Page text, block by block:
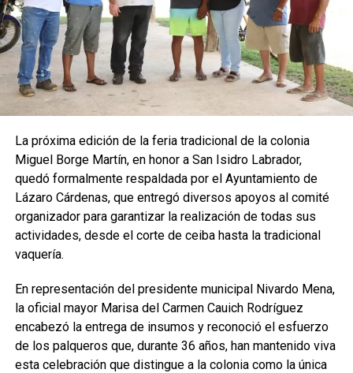
La próxima edición de la feria tradicional de la colonia
Miguel Borge Martín, en honor a San Isidro Labrador,
quedó formalmente respaldada por el Ayuntamiento de
Lázaro Cárdenas, que entregó diversos apoyos al comité
organizador para garantizar la realización de todas sus
actividades, desde el corte de ceiba hasta la tradicional
vaquería.
En representación del presidente municipal Nivardo Mena,
la oficial mayor Marisa del Carmen Cauich Rodríguez
encabezó la entrega de insumos y reconoció el esfuerzo
de los palqueros que, durante 36 años, han mantenido viva
esta celebración que distingue a la colonia como la única